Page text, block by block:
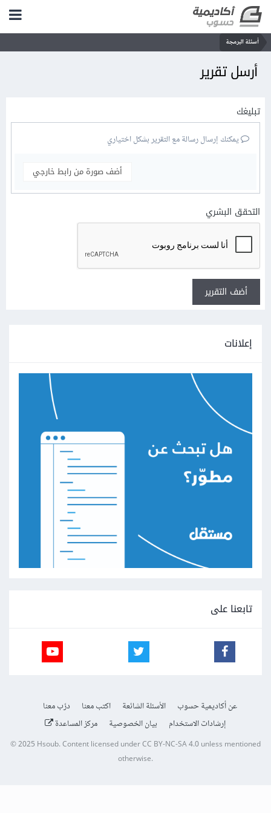
أسئلة البرمجة
أرسل تقرير
تبليغك
يمكنك إرسال رسالة مع التقرير بشكل اختياري
أضف صورة من رابط خارجي
التحقق البشري
أضف التقرير
إعلانات
تابعنا على
عن أكاديمية حسوب الأسئلة الشائعة اكتب معنا
درّب معنا
إرشادات الاستخدام
بيان الخصوصية مركز المساعدة
© 2025 Hsoub.Content licensed underCC BY-NC-SA 4.0unless mentioned
otherwise.